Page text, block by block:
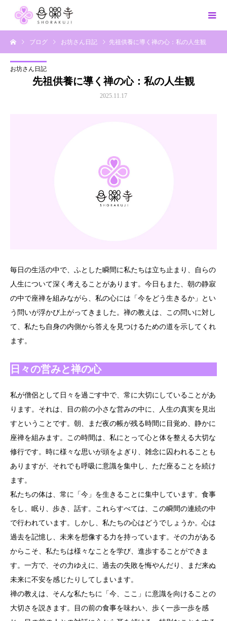
ブログ お坊さん日記 先祖供養に導く禅の心：私の人生観
お坊さん日記
先祖供養に導く禅の心：私の人生観
2025.11.17
毎日の生活の中で、ふとした瞬間に私たちは立ち止まり、自らの
人生について深く考えることがあります。今日もまた、朝の静寂
の中で座禅を組みながら、私の心には「今をどう生きるか」とい
う問いが浮かび上がってきました。禅の教えは、この問いに対し
て、私たち自身の内側から答えを見つけるための道を示してくれ
ます。
日々の営みと禅の心
私が僧侶として日々を過ごす中で、常に大切にしていることがあ
ります。それは、目の前の小さな営みの中に、人生の真実を見出
すということです。朝、まだ夜の帳が残る時間に目覚め、静かに
座禅を組みます。この時間は、私にとって心と体を整える大切な
修行です。時に様々な思いが頭をよぎり、雑念に囚われることも
ありますが、それでも呼吸に意識を集中し、ただ座ることを続け
ます。
私たちの体は、常に「今」を生きることに集中しています。食事
をし、眠り、歩き、話す。これらすべては、この瞬間の連続の中
で行われています。しかし、私たちの心はどうでしょうか。心は
過去を記憶し、未来を想像する力を持っています。その力がある
からこそ、私たちは様々なことを学び、進歩することができま
す。一方で、その力ゆえに、過去の失敗を悔やんだり、まだ来ぬ
未来に不安を感じたりしてしまいます。
禅の教えは、そんな私たちに「今、ここ」に意識を向けることの
大切さを説きます。目の前の食事を味わい、歩く一歩一歩を感